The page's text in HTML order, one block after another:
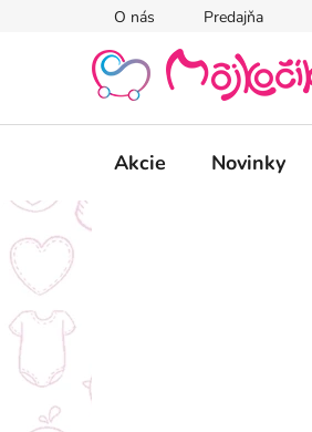
O nás Predajňa
Akcie Novinky